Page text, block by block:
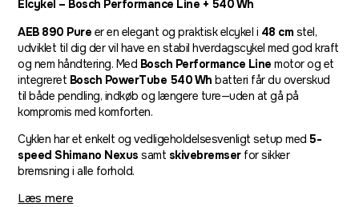
Elcykel – Bosch Performance Line + 540 Wh
AEB 890 Pure er en elegant og praktisk elcykel i 48 cm stel,
udviklet til dig der vil have en stabil hverdagscykel med god kraft
og nem håndtering. Med Bosch Performance Line motor og et
integreret Bosch PowerTube 540 Wh batteri får du overskud
til både pendling, indkøb og længere ture—uden at gå på
kompromis med komforten.
Cyklen har et enkelt og vedligeholdelsesvenligt setup med5-
speed Shimano Nexus samt skivebremserfor sikker
bremsning i alle forhold.
Læs mere